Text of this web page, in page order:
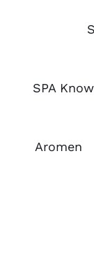
SPA
Aromen